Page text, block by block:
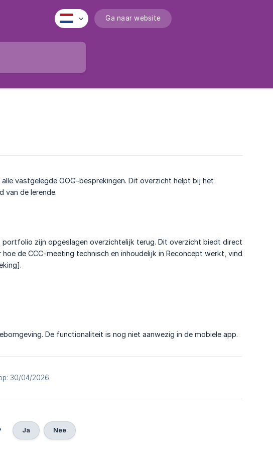
Ga naar website
vastgelegde OOG-besprekingen. Dit overzicht helpt bij het
van de lerende.
portfolio zijn opgeslagen overzichtelijk terug. Dit overzicht biedt direct
de CCC-meeting technisch en inhoudelijk in Reconcept werkt, vind
De functionaliteit is nog niet aanwezig in de mobiele app.
30/04/2026
Ja Nee